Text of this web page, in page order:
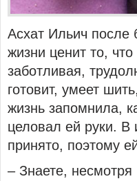
Асхат Ильич после
жизни ценит то,
заботливая,
готовит, умеет
жизнь запомнила,
целовал ей руки.
принято, поэтому
– Знаете,